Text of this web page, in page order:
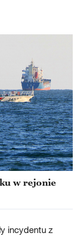
w rejonie
incydentu z